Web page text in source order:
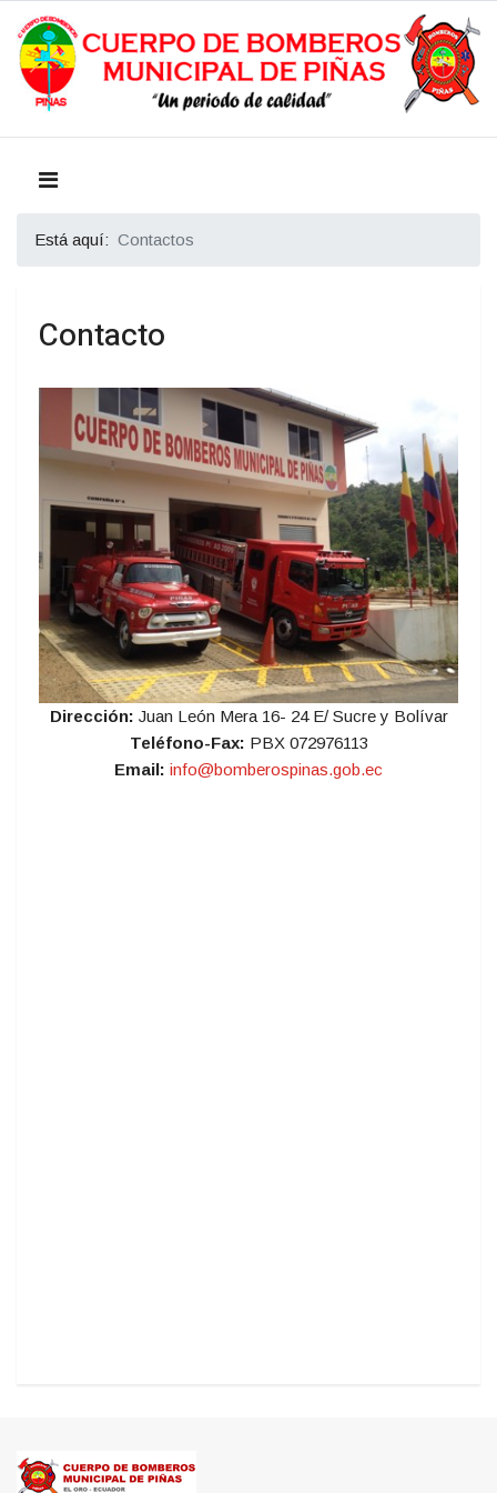
Está aquí: Contactos
Contacto
Dirección: Juan León Mera 16- 24 E/ Sucre y Bolívar
Teléfono-Fax: PBX 072976113
Email: info@bomberospinas.gob.ec